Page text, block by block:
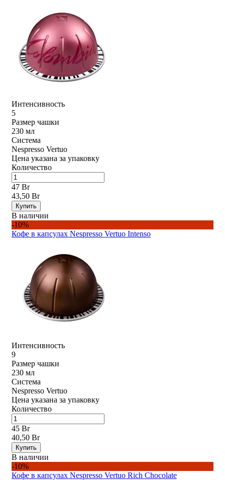
Интенсивность
5
Размер чашки
230 мл
Система
Nespresso Vertuo
Цена указана за упаковку
Количество
47 Br
43,50 Br
Купить
В наличии
-10%
Кофе в капсулах Nespresso Vertuo Intenso
Интенсивность
9
Размер чашки
230 мл
Система
Nespresso Vertuo
Цена указана за упаковку
Количество
45 Br
40,50 Br
Купить
В наличии
-10%
Кофе в капсулах Nespresso Vertuo Rich Chocolate